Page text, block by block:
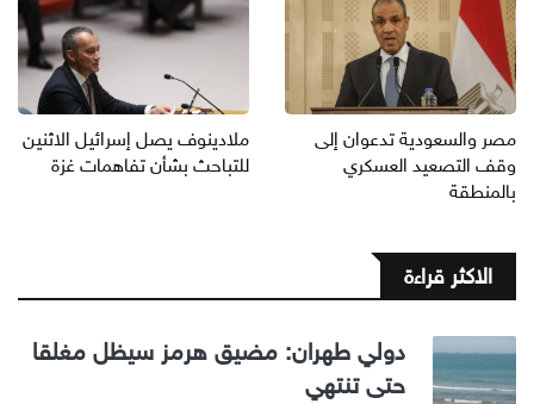
مصر والسعودية تدعوان إلى
وقف التصعيد العسكري
بالمنطقة
ملادينوف يصل إسرائيل الاثنين
للتباحث بشأن تفاهمات غزة
الاكثر قراءة
دولي طهران: مضيق هرمز سيظل مغلقا
حتى تنتهي